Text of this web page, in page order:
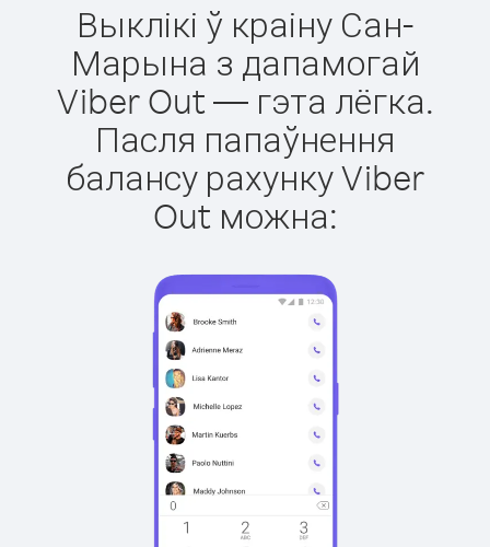
Выклікі ў краіну Сан-
Марына з дапамогай
Viber Out — гэта лёгка.
Пасля папаўнення
балансу рахунку Viber
Out можна: